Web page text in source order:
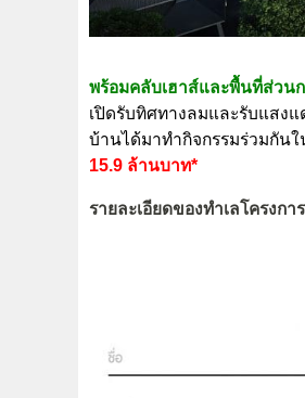
พร้อมคลับเฮาส์และพื้นที่ส่วน
เปิดรับทิศทางลมและรับแสง
บ้านได้มาทำกิจกรรมร่วมกัน
15.9 ล้านบาท*
รายละเอียดของทำเลโครงก